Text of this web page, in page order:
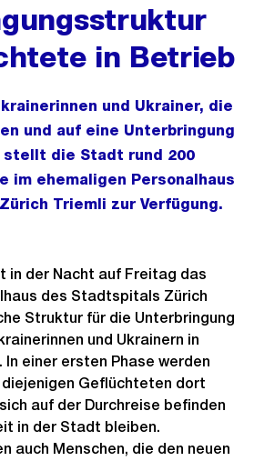
in Betrieb
und Ukrainer, die
und auf eine Unterbringung
stellt die Stadt rund 200
im ehemaligen Personalhaus
Triemli zur Verfügung.
in der Nacht auf Freitag das
des Stadtspitals Zürich
Struktur für die Unterbringung
und Ukrainern in
einer ersten Phase werden
Geflüchteten dort
auf der Durchreise befinden
in der Stadt bleiben.
auch Menschen, die den neuen